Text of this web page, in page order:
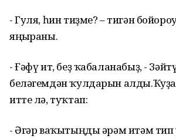
- Гуля, һин тиҙме? – тигән
яңғыраны.
- Ғәфү ит, беҙ ҡабаланабыҙ, -
беләгемдән ҡулдарын
итте лә, туҡтап:
- Әгәр ваҡытыңды әрәм итәм